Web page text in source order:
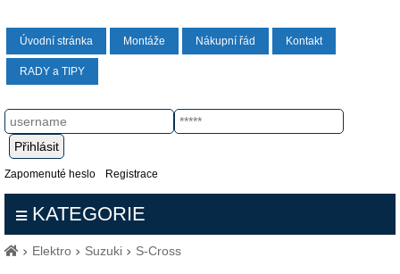
Úvodní stránka Montáže Nákupní řád Kontakt
RADY a TIPY
Zapomenuté heslo Registrace
KATEGORIE
Elektro Suzuki S-Cross